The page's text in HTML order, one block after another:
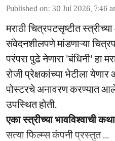
Published on: 30 Jul 2026, 7:46
मराठी चित्रपटसृष्टीत
संवेदनशीलपणे मांडणाऱ्या
परंपरा पुढे नेणारा 'बंधिनी' हा
रोजी प्रेक्षकांच्या भेटीला
पोस्टरचे अनावरण करण्यात
उपस्थित होती.
एका स्त्रीच्या भावविश्वाची कथा
सत्या फिल्म्स कंपनी प्रस्तुत ...